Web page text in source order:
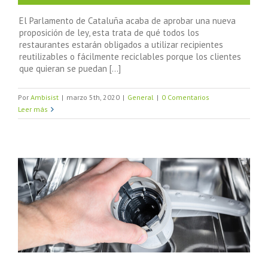
El Parlamento de Cataluña acaba de aprobar una nueva
proposición de ley, esta trata de qué todos los
restaurantes estarán obligados a utilizar recipientes
reutilizables o fácilmente reciclables porque los clientes
que quieran se puedan [...]
Por Ambisist | marzo 5th, 2020 | General | 0 Comentarios
Leer más